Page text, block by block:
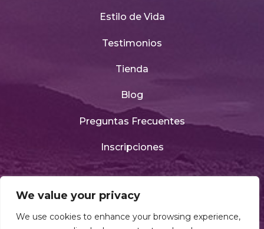
We value your privacy
We use cookies to enhance your browsing experience,
Estilo de Vida
Testimonios
Tienda
Blog
Preguntas Frecuentes
Inscripciones
Descarga
Nuestra App